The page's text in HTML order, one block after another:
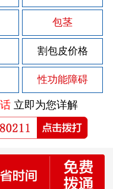
包茎
割包皮价格
性功能障碍
立即为您详解